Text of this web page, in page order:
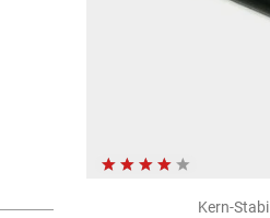
Kern-Stabi